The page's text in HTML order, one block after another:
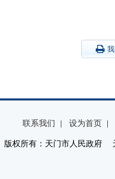
联系我们 | 设为首页 |
版权所有：天门市人民政府